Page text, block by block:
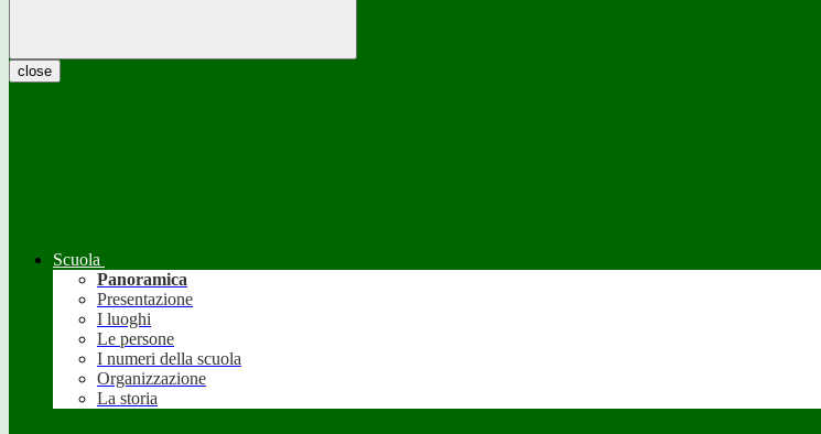
close
Scuola
Panoramica
Presentazione
I luoghi
Le persone
I numeri della scuola
Organizzazione
La storia